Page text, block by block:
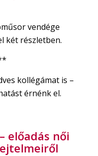
vendége
két részletben.
kollégámat is –
érnénk el.
előadás női